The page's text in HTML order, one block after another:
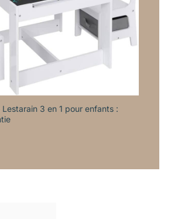
3 en 1 pour enfants :